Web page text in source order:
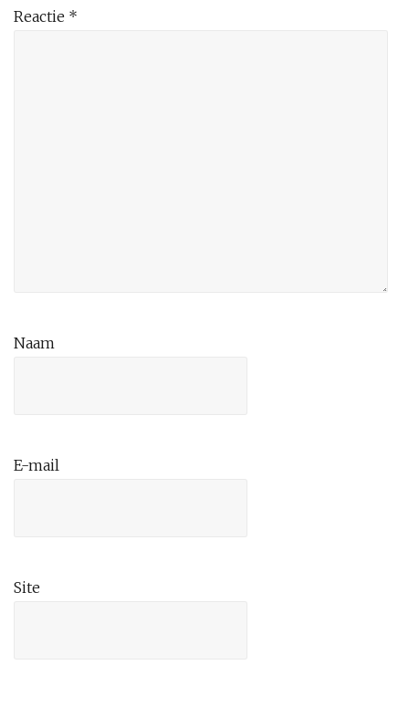
Reactie *
Naam
E-mail
Site